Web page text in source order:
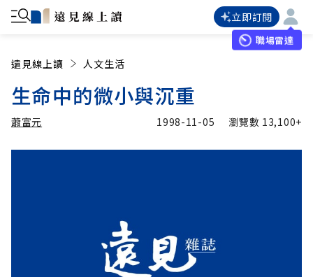
立即訂閱
職場雷達
遠見線上讀 人文生活
生命中的微小與沉重
蕭富元 1998-11-05 瀏覽數 13,100+